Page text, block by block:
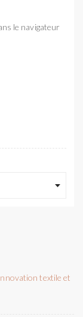
le navigateur
textile et